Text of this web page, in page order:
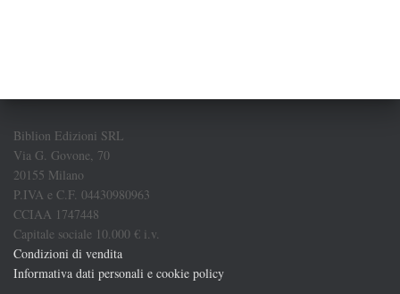
Biblion Edizioni SRL
Via G. Govone, 70
20155 Milano
P.IVA e C.F. 04430980963
CCIAA 1747448
Capitale sociale 10.000 € i.v.
Condizioni di vendita
Informativa dati personali e cookie policy